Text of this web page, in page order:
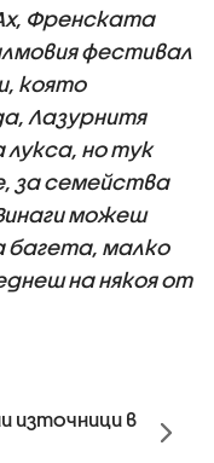
Френската
фестивал
която
Лазурнитя
лукса, но тук
за семейства
можеш
багета, малко
на някоя от
източници в